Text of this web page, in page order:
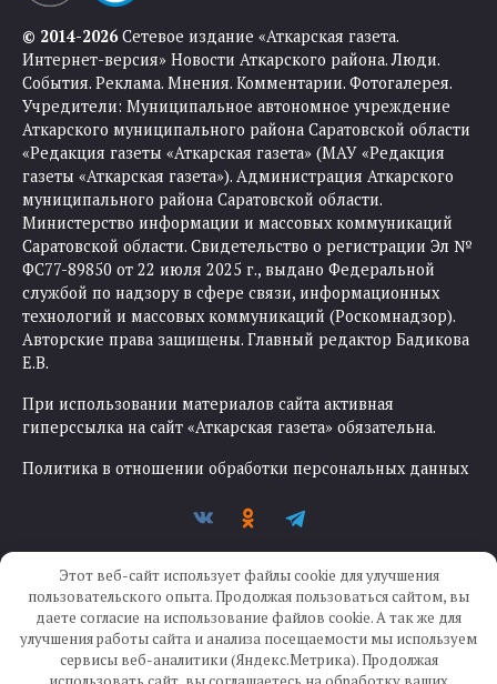
© 2014-2026Сетевое издание «Аткарская газета.
Интернет-версия» Новости Аткарского района. Люди.
События. Реклама. Мнения. Комментарии. Фотогалерея.
Учредители: Муниципальное автономное учреждение
Аткарского муниципального района Саратовской области
«Редакция газеты «Аткарская газета» (МАУ «Редакция
газеты «Аткарская газета»). Администрация Аткарского
муниципального района Саратовской области.
Министерство информации и массовых коммуникаций
Саратовской области. Свидетельство о регистрации Эл №
ФС77-89850 от 22 июля 2025 г., выдано Федеральной
службой по надзору в сфере связи, информационных
технологий и массовых коммуникаций (Роскомнадзор).
Авторские права защищены. Главный редактор Бадикова
Е.В.
При использовании материалов сайта активная
гиперссылка на сайт «Аткарская газета» обязательна.
Политика в отношении обработки персональных данных
Создание сайта —IKWEB
Этот веб-сайт использует файлы cookie для улучшения
пользовательского опыта. Продолжая пользоваться сайтом, вы
даете согласие на использование файлов cookie. А так же для
улучшения работы сайта и анализа посещаемости мы используем
сервисы веб-аналитики (Яндекс.Метрика). Продолжая